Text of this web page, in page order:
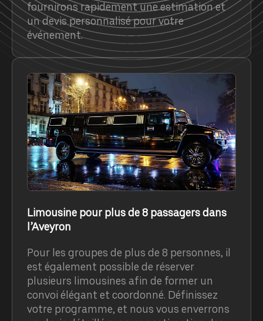
fournirons rapidement une estimation et
un devis personnalisé pour votre
événement.
Limousine pour plus de 8 passagers dans
l’Aveyron
Pour les groupes de plus de 8 personnes, il
est également possible de réserver
plusieurs limousines afin de former un
convoi élégant et coordonné. Définissez
votre programme, et nous vous enverrons